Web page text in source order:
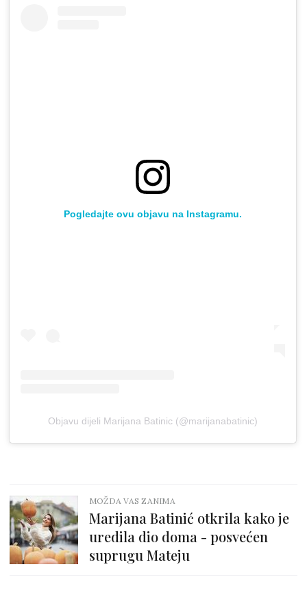
Pogledajte ovu objavu na Instagramu.
Objavu dijeli Marijana Batinic (@marijanabatinic)
MOŽDA VAS ZANIMA
Marijana Batinić otkrila kako je
uredila dio doma - posvećen
suprugu Mateju